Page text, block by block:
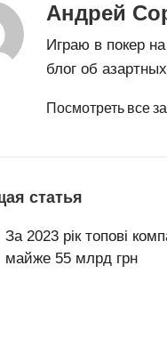
Андрей
Играю в покер
блог об
Посмотреть все
статья
За 2023 рік топові
майже 55 млрд грн